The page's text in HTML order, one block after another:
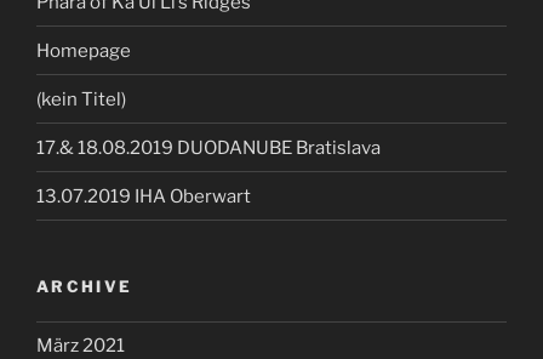
Homepage
(kein Titel)
17.& 18.08.2019 DUODANUBE Bratislava
13.07.2019 IHA Oberwart
ARCHIVE
März 2021